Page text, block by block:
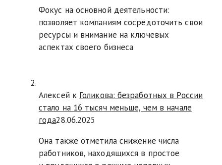
Фокус на основной деятельности:
позволяет компаниям сосредоточить свои
ресурсы и внимание на ключевых
аспектах своего бизнеса
Алексей к Голикова: безработных в России
стало на 16 тысяч меньше, чем в начале
года28.06.2025
Она также отметила снижение числа
работников, находящихся в простое